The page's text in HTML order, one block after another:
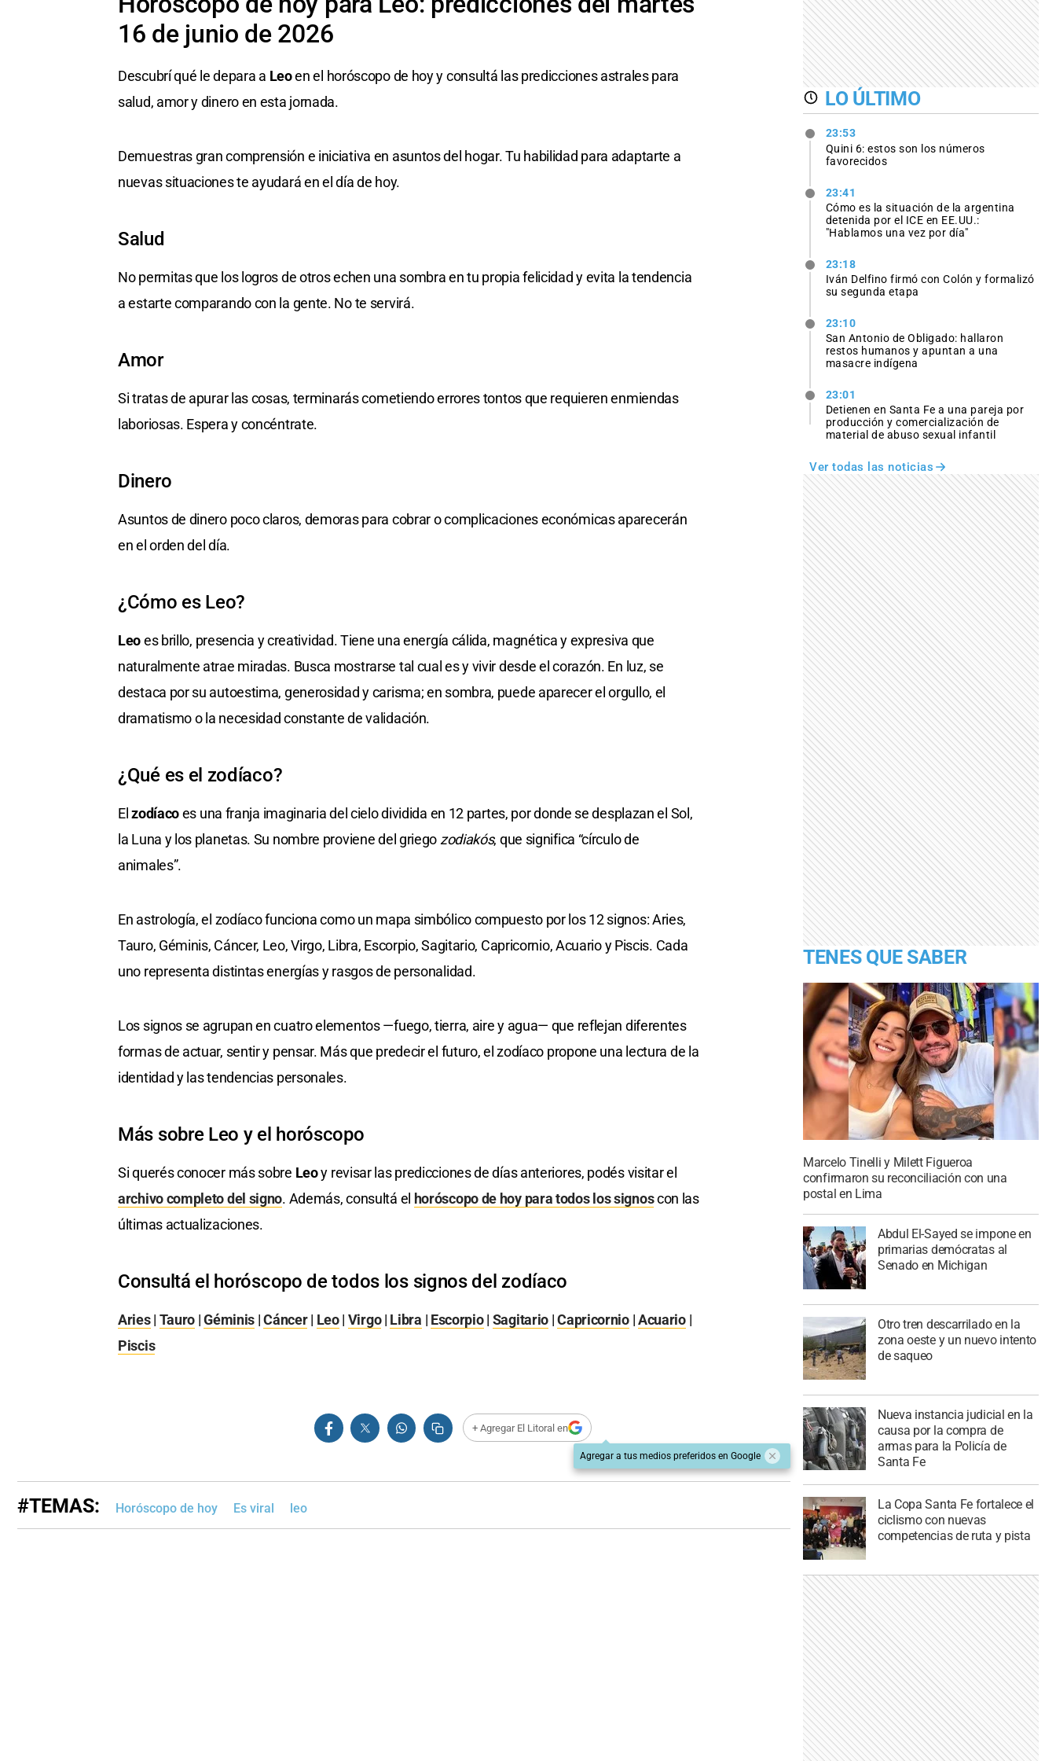
16 de junio de 2026
Descubrí qué le depara a Leoen el horóscopo de hoy y consultá las predicciones astrales para
salud, amor y dinero en esta jornada.
Demuestras gran comprensión e iniciativa en asuntos del hogar. Tu habilidad para adaptarte a
nuevas situaciones te ayudará en el día de hoy.
Salud
No permitas que los logros de otros echen una sombra en tu propia felicidad y evita la tendencia
a estarte comparando con la gente. No te servirá.
Amor
Si tratas de apurar las cosas, terminarás cometiendo errores tontos que requieren enmiendas
laboriosas. Espera y concéntrate.
Dinero
Asuntos de dinero poco claros, demoras para cobrar o complicaciones económicas aparecerán
en el orden del día.
¿Cómo es Leo?
Leoes brillo, presencia y creatividad. Tiene una energía cálida, magnética y expresiva que
naturalmente atrae miradas. Busca mostrarse tal cual es y vivir desde el corazón. En luz, se
destaca por su autoestima, generosidad y carisma; en sombra, puede aparecer el orgullo, el
dramatismo o la necesidad constante de validación.
¿Qué es el zodíaco?
Elzodíacoes una franja imaginaria del cielo dividida en 12 partes, por donde se desplazan el Sol,
la Luna y los planetas. Su nombre proviene del griegozodiakós, que significa “círculo de
animales”.
En astrología, el zodíaco funciona como un mapa simbólico compuesto por los 12 signos: Aries,
Tauro, Géminis, Cáncer, Leo, Virgo, Libra, Escorpio, Sagitario, Capricornio, Acuario y Piscis. Cada
uno representa distintas energías y rasgos de personalidad.
Los signos se agrupan en cuatro elementos —fuego, tierra, aire y agua— que reflejan diferentes
formas de actuar, sentir y pensar. Más que predecir el futuro, el zodíaco propone una lectura de la
identidad y las tendencias personales.
Más sobre Leo y el horóscopo
Si querés conocer más sobre Leoy revisar las predicciones de días anteriores, podés visitar el
archivo completo del signo. Además, consultá el horóscopo de hoy para todos los signoscon las
últimas actualizaciones.
Consultá el horóscopo de todos los signos del zodíaco
Aries| Tauro |Géminis |Cáncer| Leo| Virgo| Libra | Escorpio| Sagitario |Capricornio|Acuario|
Piscis
+ Agregar El Litoral en
Agregar a tus medios preferidos en Google
#TEMAS: Horóscopo de hoy Es viral leo
LO ÚLTIMO
23:53
Quini 6: estos son los números
favorecidos
23:41
Cómo es la situación de la argentina
detenida por el ICE en EE.UU.:
"Hablamos una vez por día"
23:18
Iván Delfino firmó con Colón y formalizó
su segunda etapa
23:10
San Antonio de Obligado: hallaron
restos humanos y apuntan a una
masacre indígena
23:01
Detienen en Santa Fe a una pareja por
producción y comercialización de
material de abuso sexual infantil
Ver todas las noticias
TENES QUE SABER
Marcelo Tinelli y Milett Figueroa
confirmaron su reconciliación con una
postal en Lima
Abdul El-Sayed se impone en
primarias demócratas al
Senado en Michigan
Otro tren descarrilado en la
zona oeste y un nuevo intento
de saqueo
Nueva instancia judicial en la
causa por la compra de
armas para la Policía de
Santa Fe
La Copa Santa Fe fortalece el
ciclismo con nuevas
competencias de ruta y pista